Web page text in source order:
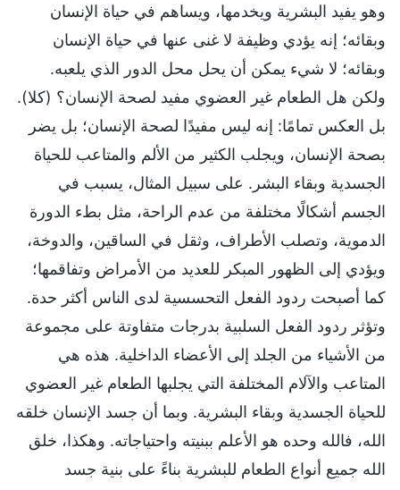
وهو يفيد البشرية ويخدمها، ويساهم في حياة الإنسان
وبقائه؛ إنه يؤدي وظيفة لا غنى عنها في حياة الإنسان
وبقائه؛ لا شيء يمكن أن يحل محل الدور الذي يلعبه.
ولكن هل الطعام غير العضوي مفيد لصحة الإنسان؟ (كلا).
بل العكس تمامًا: إنه ليس مفيدًا لصحة الإنسان؛ بل يضر
بصحة الإنسان، ويجلب الكثير من الألم والمتاعب للحياة
الجسدية وبقاء البشر. على سبيل المثال، يسبب في
الجسم أشكالًا مختلفة من عدم الراحة، مثل بطء الدورة
الدموية، وتصلب الأطراف، وثقل في الساقين، والدوخة،
ويؤدي إلى الظهور المبكر للعديد من الأمراض وتفاقمها؛
كما أصبحت ردود الفعل التحسسية لدى الناس أكثر حدة.
وتؤثر ردود الفعل السلبية بدرجات متفاوتة على مجموعة
من الأشياء من الجلد إلى الأعضاء الداخلية. هذه هي
المتاعب والآلام المختلفة التي يجلبها الطعام غير العضوي
للحياة الجسدية وبقاء البشرية. وبما أن جسد الإنسان خلقه
الله، فالله وحده هو الأعلم ببنيته واحتياجاته. وهكذا، خلق
الله جميع أنواع الطعام للبشرية بناءً على بنية جسد